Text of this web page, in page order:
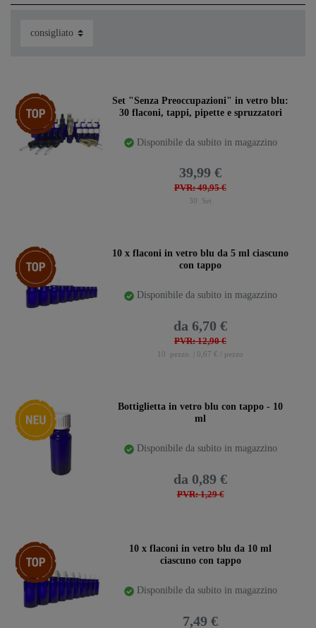
Ceres::Template.storeSpecialTopSet "Senza Preoccupazioni" in vetro blu:
30 flaconi, tappi, pipette e spruzzatori
Disponibile da subito in magazzino
PVR: 49,95 €
39,99 €
30 Set
confezione
10 x flaconi in vetro blu da 5 ml ciascuno
con tappo
Disponibile da subito in magazzino
PVR: 12,90 €
da 6,70 €
10 pezzo | 0,67 € / pezzo
Ceres::Template.storeSpecialNewBottiglietta in vetro blu con tappo - 10
ml
Disponibile da subito in magazzino
PVR: 1,29 €
da 0,89 €
confezione
10 x flaconi in vetro blu da 10 ml
ciascuno con tappo
Disponibile da subito in magazzino
7,49 €